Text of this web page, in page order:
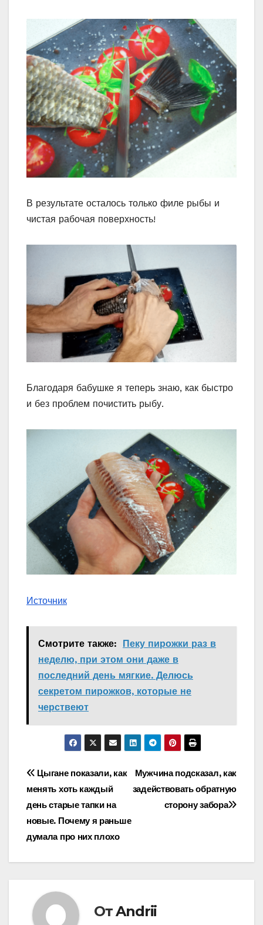
В результате осталось только филе рыбы и
чистая рабочая поверхность!
Благодаря бабушке я теперь знаю, как быстро
и без проблем почистить рыбу.
Источник
Смотрите также:
Пеку пирожки раз в
неделю, при этом они даже в
последний день мягкие. Делюсь
секретом пирожков, которые не
черствеют
Навигация
по
записям
Мужчина подсказал, как
задействовать обратную
сторону забора
Цыгане показали, как
менять хоть каждый
день старые тапки на
новые. Почему я раньше
думала про них плохо
ОтAndrii